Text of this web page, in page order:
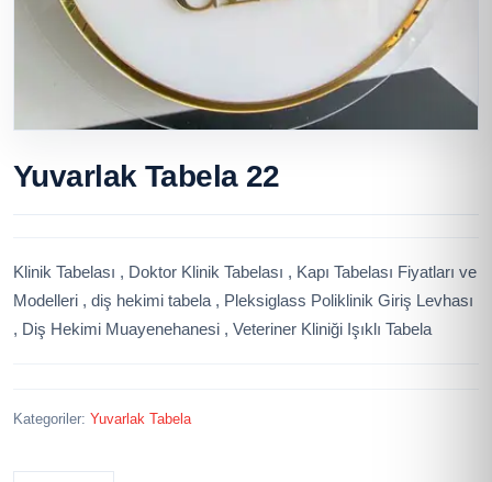
Yuvarlak Tabela 22
Klinik Tabelası , Doktor Klinik Tabelası , Kapı Tabelası Fiyatları ve
Modelleri , diş hekimi tabela , Pleksiglass Poliklinik Giriş Levhası
, Diş Hekimi Muayenehanesi , Veteriner Kliniği Işıklı Tabela
Kategoriler: Yuvarlak Tabela